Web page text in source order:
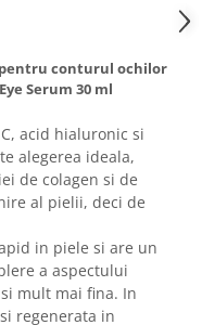
conturul ochilor
Serum 30 ml
acid hialuronic si
alegerea ideala,
de colagen si de
al pielii, deci de
in piele si are un
a aspectului
mult mai fina. In
regenerata in